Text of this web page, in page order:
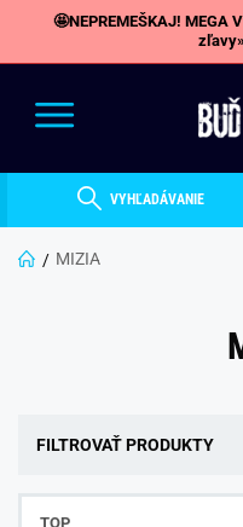
🤩NEPREMEŠKAJ! MEGA
VYHĽADÁVANIE
MIZIA
FILTROVAŤ PRODUKTY
TOP